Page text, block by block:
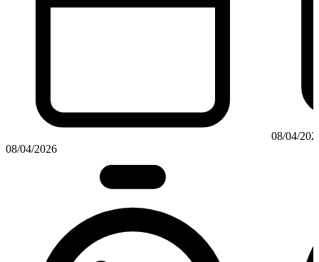
08/04/2026
08/04/